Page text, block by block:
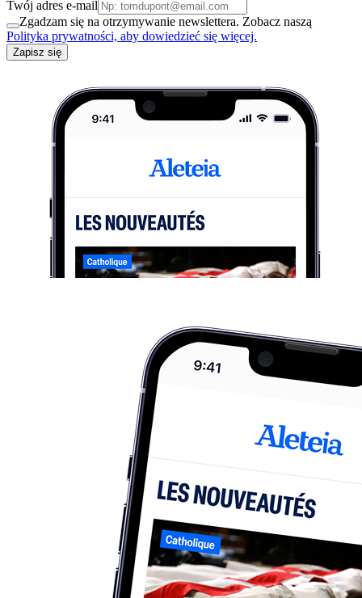
Twój adres e-mail
Zgadzam się na otrzymywanie newslettera. Zobacz naszą
Polityka prywatności, aby dowiedzieć się więcej.
Zapisz się